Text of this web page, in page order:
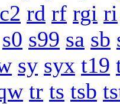
rd rf rgi ri
s0 s99 sa sb
sy syx t19
tr ts tsb